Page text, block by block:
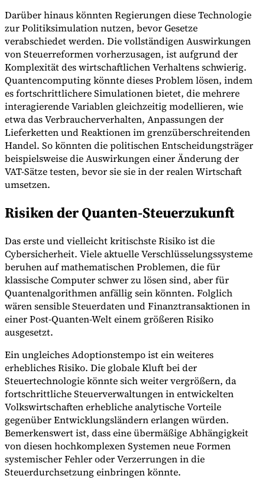
Darüber hinaus könnten Regierungen diese Technologie
zur Politiksimulation nutzen, bevor Gesetze
verabschiedet werden. Die vollständigen Auswirkungen
von Steuerreformen vorherzusagen, ist aufgrund der
Komplexität des wirtschaftlichen Verhaltens schwierig.
Quantencomputing könnte dieses Problem lösen, indem
es fortschrittlichere Simulationen bietet, die mehrere
interagierende Variablen gleichzeitig modellieren, wie
etwa das Verbraucherverhalten, Anpassungen der
Lieferketten und Reaktionen im grenzüberschreitenden
Handel. So könnten die politischen Entscheidungsträger
beispielsweise die Auswirkungen einer Änderung der
VAT-Sätze testen, bevor sie sie in der realen Wirtschaft
umsetzen.
Risiken der Quanten-Steuerzukunft
Das erste und vielleicht kritischste Risiko ist die
Cybersicherheit. Viele aktuelle Verschlüsselungssysteme
beruhen auf mathematischen Problemen, die für
klassische Computer schwer zu lösen sind, aber für
Quantenalgorithmen anfällig sein könnten. Folglich
wären sensible Steuerdaten und Finanztransaktionen in
einer Post-Quanten-Welt einem größeren Risiko
ausgesetzt.
Ein ungleiches Adoptionstempo ist ein weiteres
erhebliches Risiko. Die globale Kluft bei der
Steuertechnologie könnte sich weiter vergrößern, da
fortschrittliche Steuerverwaltungen in entwickelten
Volkswirtschaften erhebliche analytische Vorteile
gegenüber Entwicklungsländern erlangen würden.
Bemerkenswert ist, dass eine übermäßige Abhängigkeit
von diesen hochkomplexen Systemen neue Formen
systemischer Fehler oder Verzerrungen in die
Steuerdurchsetzung einbringen könnte.